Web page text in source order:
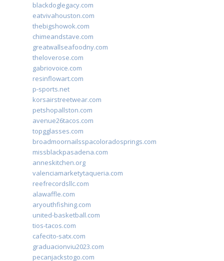
blackdoglegacy.com
eatvivahouston.com
thebigshowok.com
chimeandstave.com
greatwallseafoodny.com
theloverose.com
gabriovoice.com
resinflowart.com
p-sports.net
korsairstreetwear.com
petshopallston.com
avenue26tacos.com
topgglasses.com
broadmoornailsspacoloradosprings.com
missblackpasadena.com
anneskitchen.org
valenciamarketytaqueria.com
reefrecordsllc.com
alawaffle.com
aryouthfishing.com
united-basketball.com
tios-tacos.com
cafecito-satx.com
graduacionviu2023.com
pecanjackstogo.com